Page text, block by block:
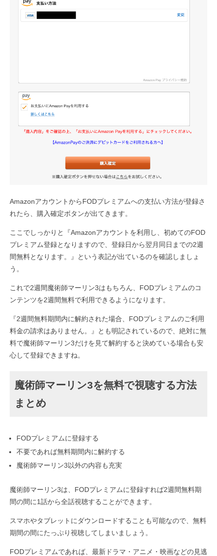
AmazonアカウントからFODプレミアムへの支払い方法が登録さ
れたら、購入確定ボタンが出てきます。
ここでしっかりと『Amazonアカウントを利用し、初めてのFOD
プレミアム登録となりますので、登録日から翌月同日までの2週
間無料となります。』という表記が出ているのを確認しましょ
う。
これで2週間魔術師マーリン3はもちろん、FODプレミアムのコ
ンテンツを2週間無料で利用できるようになります。
『2週間無料期間内に解約された場合、FODプレミアムのご利用
料金の請求はありません。』とも明記されているので、絶対に無
料で魔術師マーリン3だけを見て解約すると決めている場合も安
心して登録できますね。
魔術師マーリン3を無料で視聴する方法
まとめ
FODプレミアムに登録する
不要であれば無料期間内に解約する
魔術師マーリン3以外の内容も充実
魔術師マーリン3は、FODプレミアムに登録すれば2週間無料期
間の間に1話から全話視聴することができます。
スマホやタブレットにダウンロードすることも可能なので、無料
期間の間にたっぷり視聴してしまいましょう。
FODプレミアムであれば、最新ドラマ・アニメ・映画などの見逃